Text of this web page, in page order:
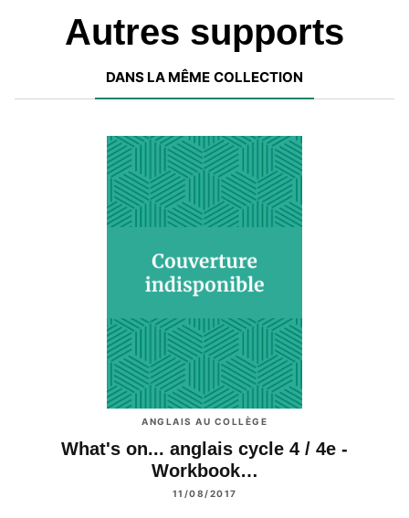
Autres supports
DANS LA MÊME COLLECTION
ANGLAIS AU COLLÈGE
What's on... anglais cycle 4 / 4e -
Workbook…
11/08/2017